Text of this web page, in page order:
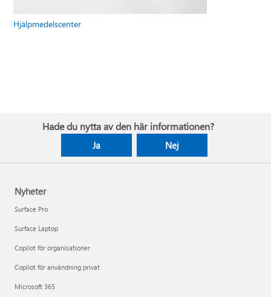
Hjälpmedelscenter
Hade du nytta av den här informationen?
Ja Nej
Nyheter
Surface Pro
Surface Laptop
Copilot för organisationer
Copilot för användning privat
Microsoft 365